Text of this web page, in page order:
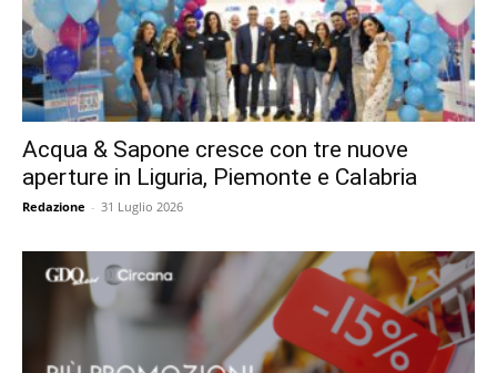
Acqua & Sapone cresce con tre nuove
aperture in Liguria, Piemonte e Calabria
Redazione - 31 Luglio 2026